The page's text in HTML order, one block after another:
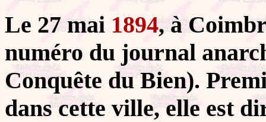
Le 27 mai 1894, à
numéro du journal
Conquête du Bien).
dans cette ville, elle est